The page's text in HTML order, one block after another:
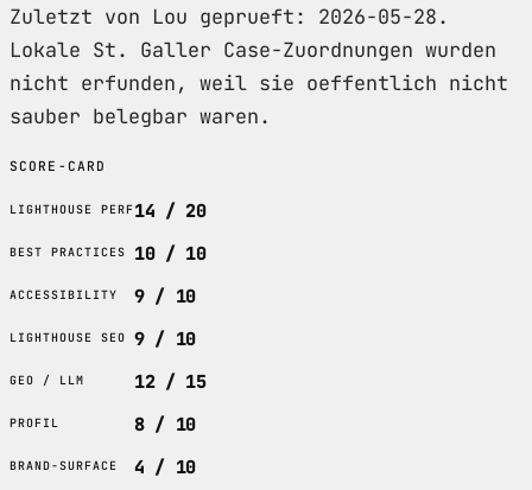
Zuletzt von Lou geprueft: 2026-05-28.
Lokale St. Galler Case-Zuordnungen wurden
nicht erfunden, weil sie oeffentlich nicht
sauber belegbar waren.
SCORE-CARD
LIGHTHOUSE PERF14 / 20
BEST PRACTICES 10 / 10
ACCESSIBILITY 9 / 10
LIGHTHOUSE SEO 9 / 10
GEO / LLM 12 / 15
PROFIL 8 / 10
BRAND-SURFACE 4 / 10